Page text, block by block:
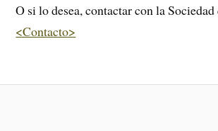
O si lo desea, contactar con la
<Contacto>